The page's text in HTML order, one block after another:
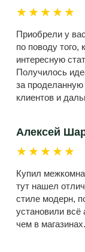
★★★★★
Приобрели у
по поводу
интересную
Получилось
за
клиентов и
Алексей
★★★★★
Купил
тут нашел
стиле модерн,
установили
чем в